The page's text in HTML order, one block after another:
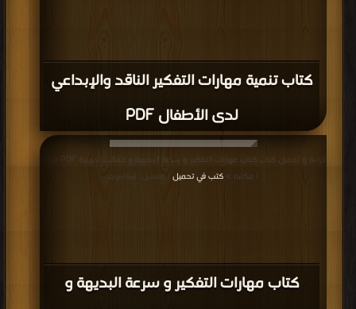
كتاب تنمية مهارات التفكير الناقد والإبداعي
لدى الأطفال PDF
كتاب مهارات التفكير و سرعة البديهة و
| مكتبة > كتب في تحميل | التحميل : مرة/مرات